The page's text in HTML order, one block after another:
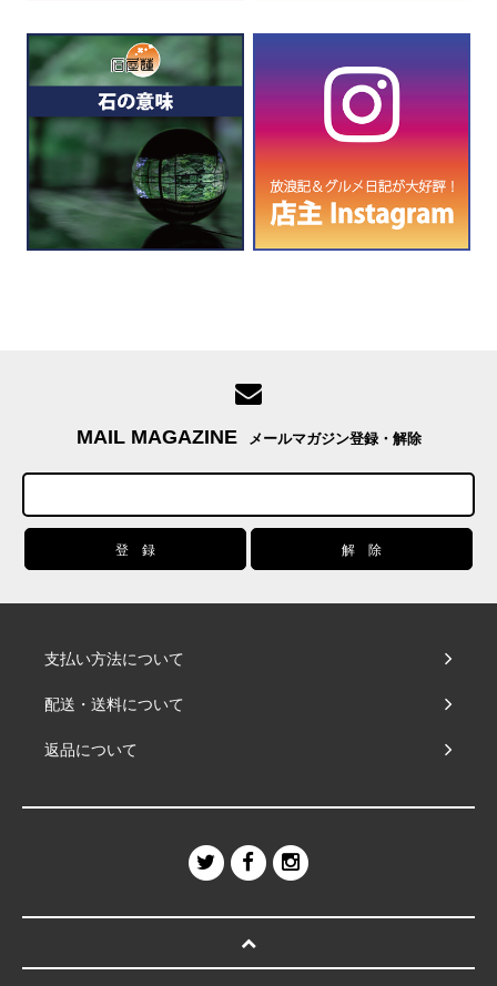
MAIL MAGAZINE メールマガジン登録・解除
支払い方法について
配送・送料について
返品について